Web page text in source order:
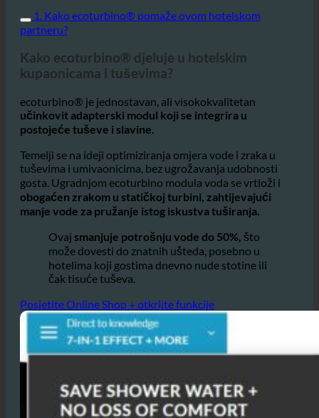
ove tehnologije i kako pomaže hotelima u očuvanju
okoliša i profita.
1. Kako ecoturbino® pomaže ovom hotelskom
partneru?
kupaonicama i tuševima?
ecoturbino® je jednostavan, ali visokokvalitetan
učinkovit adapterski modul koji se integrira u
postojeće tuševe i slavine.
Temelji se na ideji optimiziranja omjera vode i zraka u
tuševima i umivaonicima, bez ugrožavanja udobnosti
gosta. Ugradnjom ecoturbino modula voda se vrtloži i
obogaćen zrakom u statičkoj turbini, zahtijevajući
manje vode za pružanje istog iskustva tuširanja.
Ovajsmanjuje potrošnju vode do 50%,što
može dovesti do znatnih ušteda, posebno u
hotelima koji gostima dnevno nude stotine ili
čak tisuće tuševa.
Posjetite Online Shop + otkrijte funkcije